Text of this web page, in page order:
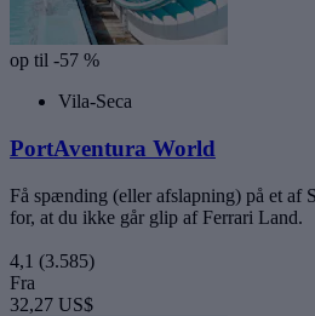
op til -57 %
Vila-Seca
PortAventura World
Få spænding (eller afslapning) på et af
for, at du ikke går glip af Ferrari Land.
4,1 (3.585)
Fra
32,27 US$